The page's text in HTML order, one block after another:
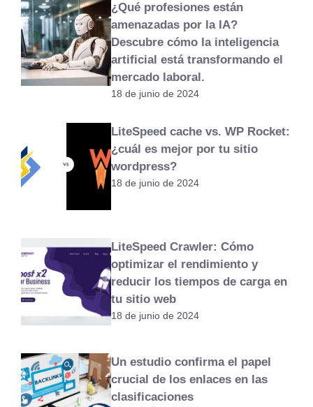
¿Qué profesiones están
amenazadas por la IA?
Descubre cómo la inteligencia
artificial está transformando el
mercado laboral.
18 de junio de 2024
LiteSpeed cache ​​vs. WP Rocket:
¿cuál es mejor por tu sitio
wordpress?
18 de junio de 2024
LiteSpeed Crawler: Cómo
optimizar el rendimiento y
reducir los tiempos de carga en
tu sitio web
18 de junio de 2024
Un estudio confirma el papel
crucial de los enlaces en las
clasificaciones